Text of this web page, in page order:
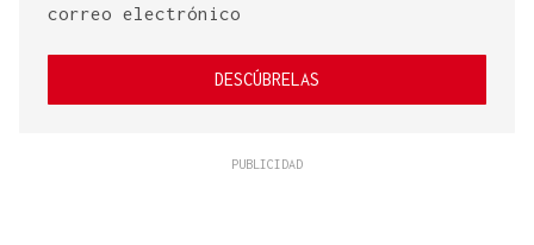
correo electrónico
DESCÚBRELAS